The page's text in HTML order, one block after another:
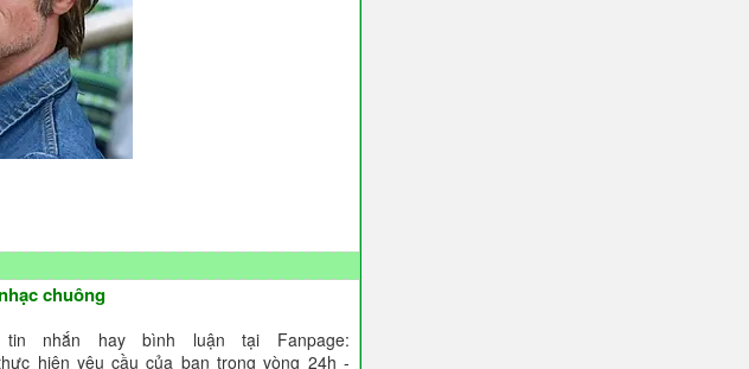
chuông
nhắn hay bình luận tại Fanpage:
hiện yêu cầu của bạn trong vòng 24h -